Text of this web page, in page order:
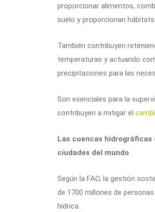
proporcionar alimentos,
suelo y proporcionan
También contribuyen
temperaturas y actuando
precipitaciones para las
Son esenciales para la
contribuyen a mitigar el
Las cuencas hidrográficas
ciudades del mundo.
Según la FAO, la gestión
de 1700 millones de
hídrica.